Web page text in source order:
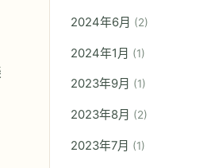
2024年6月 (2)
2024年1月 (1)
2023年9月 (1)
2023年8月 (2)
2023年7月 (1)